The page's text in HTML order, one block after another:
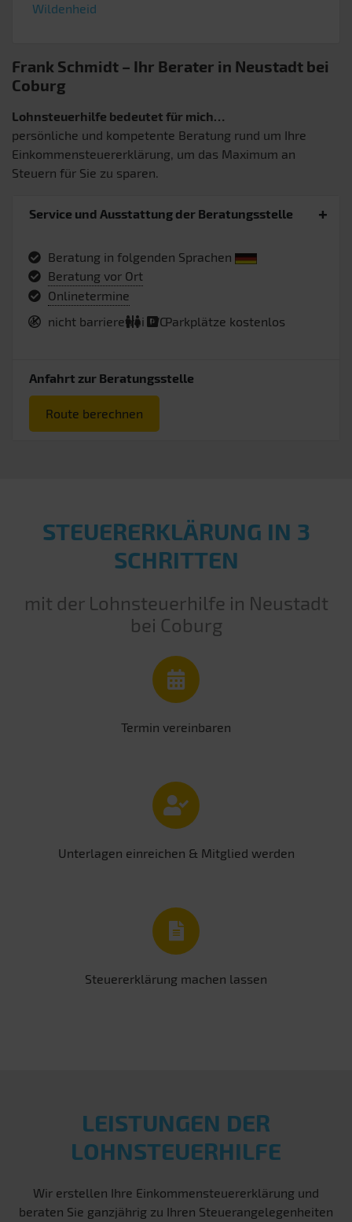
Wildenheid
Frank Schmidt – Ihr Berater in Neustadt bei
Coburg
Lohnsteuerhilfe bedeutet für mich…
persönliche und kompetente Beratung rund um Ihre
Einkommensteuererklärung, um das Maximum an
Steuern für Sie zu sparen.
Service und Ausstattung der Beratungsstelle
Beratung in folgenden Sprachen
Beratung vor Ort
Onlinetermine
nicht barrierefrei WCParkplätze kostenlos
Anfahrt zur Beratungsstelle
Route berechnen
STEUERERKLÄRUNG IN 3
SCHRITTEN
mit der Lohnsteuerhilfe in Neustadt
bei Coburg
Termin vereinbaren
Unterlagen einreichen & Mitglied werden
Steuererklärung machen lassen
LEISTUNGEN DER
LOHNSTEUERHILFE
Wir erstellen Ihre Einkommensteuererklärung und
beraten Sie ganzjährig zu Ihren Steuerangelegenheiten